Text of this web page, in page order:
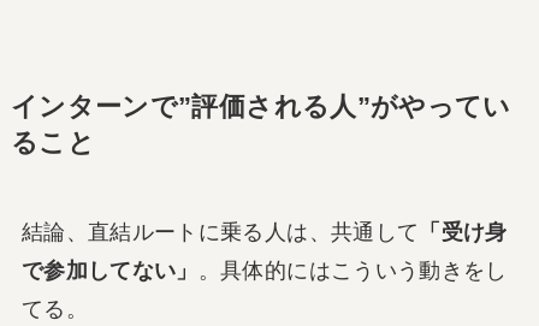
インターンで”評価される人”がやってい
ること
結論、直結ルートに乗る人は、共通して 「受け身
で参加してない」
。具体的にはこういう動きをし
てる。